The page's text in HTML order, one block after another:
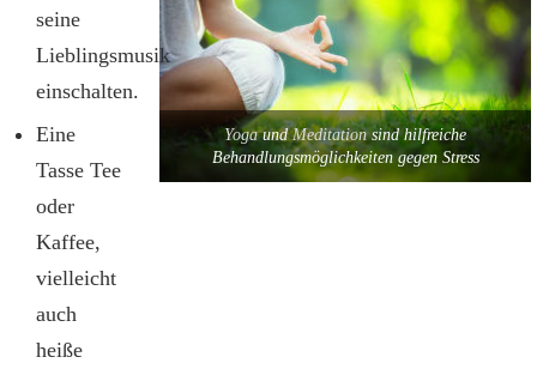
YogaundMeditationsind hilfreiche
Behandlungsmöglichkeiten gegen Stress
seine
Lieblingsmusik
einschalten.
Eine
Tasse Tee
oder
Kaffee,
vielleicht
auch
heiße